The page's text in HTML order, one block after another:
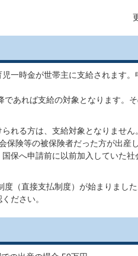
一時金が世帯主に支給されます。
あれば支給の対象となります。
れる方は、支給対象となりませ
保険等の被保険者だった方が出産
保へ申請前に以前加入していた
（直接支払制度）が始まりまし
ださい。